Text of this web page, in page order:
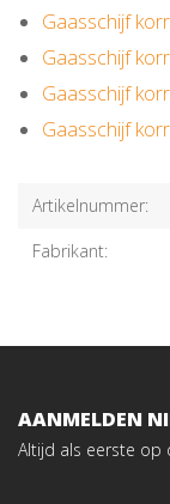
Gaasschijf
Gaasschijf
Gaasschijf
Gaasschijf
Artikelnummer:
Fabrikant:
AANMELDEN
Altijd als eerste op